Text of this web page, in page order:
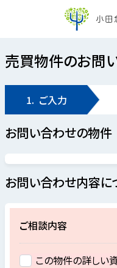
売買物件のお問
1. ご入力
お問い合わせの物件
お問い合わせ内容に
ご相談内容
この物件の詳しい